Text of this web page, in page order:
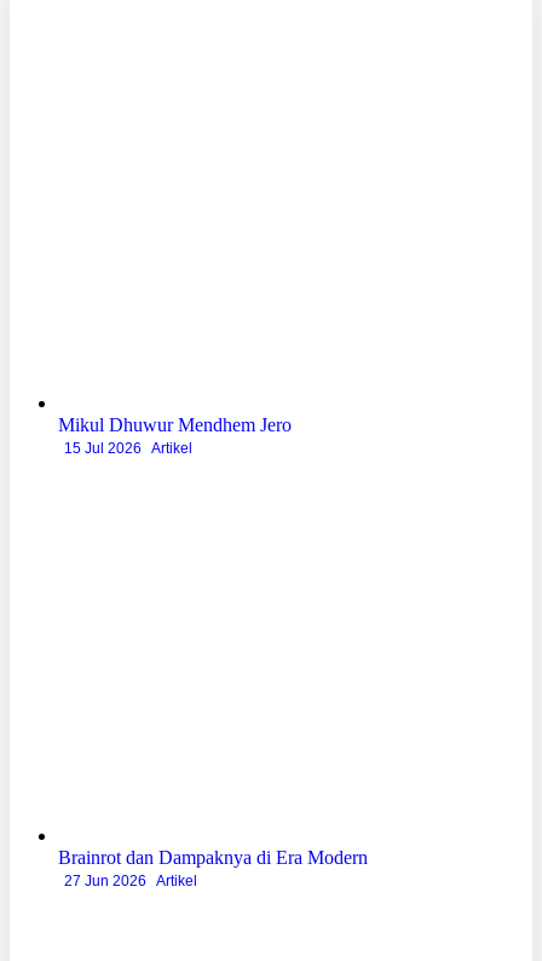
Mikul Dhuwur Mendhem Jero
15 Jul 2026 Artikel
Brainrot dan Dampaknya di Era Modern
27 Jun 2026 Artikel